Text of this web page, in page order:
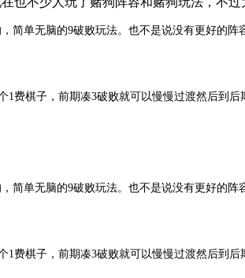
简单无脑的9破败玩法。也不是说没有更好的阵
1费棋子，前期凑3破败就可以慢慢过渡然后到
简单无脑的9破败玩法。也不是说没有更好的阵
1费棋子，前期凑3破败就可以慢慢过渡然后到